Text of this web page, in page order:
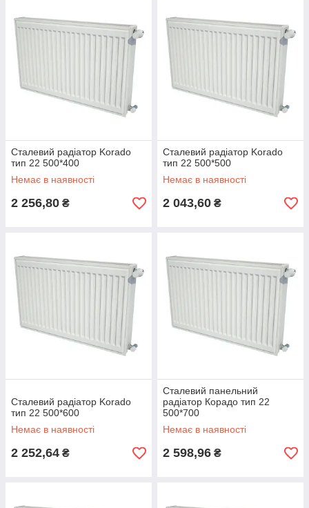
Сталевий радіатор Korado
тип 22 500*400
Немає в наявності
2 256,80 ₴
Сталевий радіатор Korado
тип 22 500*500
Немає в наявності
2 043,60 ₴
Сталевий радіатор Korado
тип 22 500*600
Немає в наявності
2 252,64 ₴
Сталевий панельний
радіатор Корадо тип 22
500*700
Немає в наявності
2 598,96 ₴